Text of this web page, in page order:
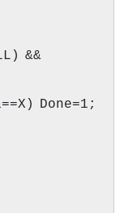
&&
Done=1;